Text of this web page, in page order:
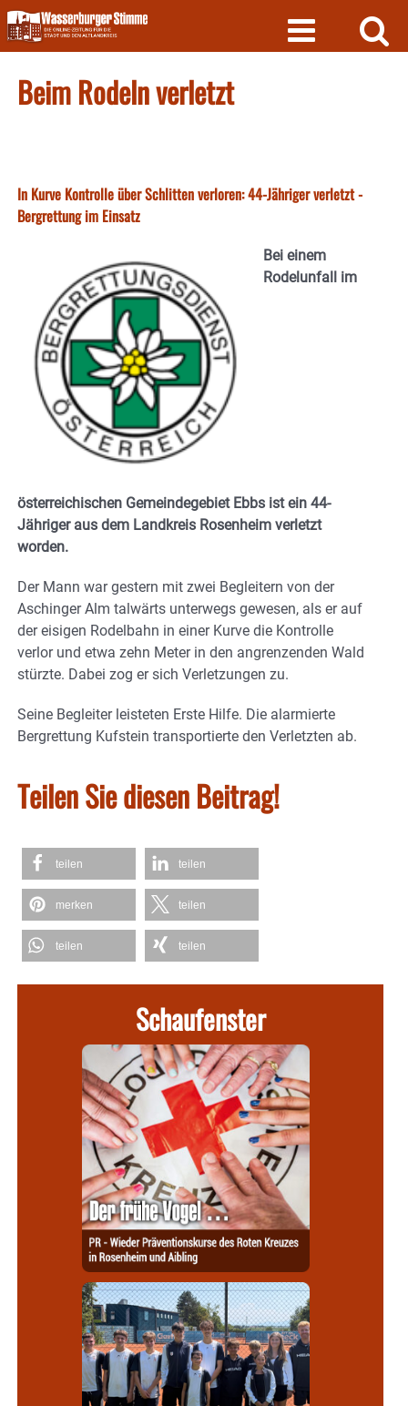
Skip
to
content
Beim Rodeln verletzt
In Kurve Kontrolle über Schlitten verloren: 44-Jähriger verletzt -
Bergrettung im Einsatz
Bei einem
Rodelunfall im
österreichischen Gemeindegebiet Ebbs ist ein 44-
Jähriger aus dem Landkreis Rosenheim verletzt
worden.
Der Mann war gestern mit zwei Begleitern von der
Aschinger Alm talwärts unterwegs gewesen, als er auf
der eisigen Rodelbahn in einer Kurve die Kontrolle
verlor und etwa zehn Meter in den angrenzenden Wald
stürzte. Dabei zog er sich Verletzungen zu.
Seine Begleiter leisteten Erste Hilfe. Die alarmierte
Bergrettung Kufstein transportierte den Verletzten ab.
Teilen Sie diesen Beitrag!
teilen teilen
merken teilen
teilen teilen
Schaufenster